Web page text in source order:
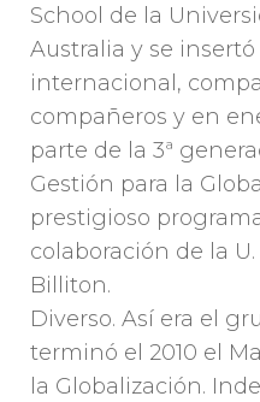
School de la
Australia y se
internacional,
compañeros y en
parte de la 3ª
Gestión para la
prestigioso
colaboración de la
Billiton.
Diverso. Así era el
terminó el 2010 el
la Globalización.